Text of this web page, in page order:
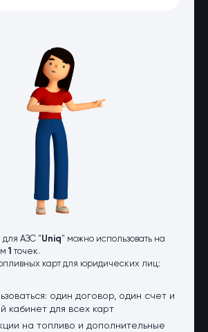
для АЗС "Uniq" можно использовать на
1 точек.
карт для юридических лиц:
один договор, один счет и
кабинет для всех карт
на топливо и дополнительные
лиц
юридических лиц
перевозочные